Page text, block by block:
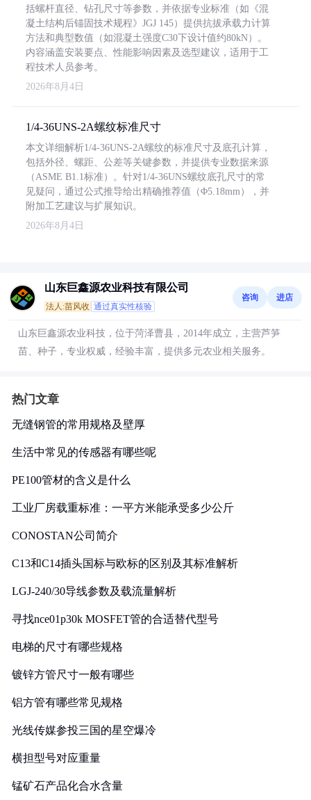
括螺杆直径、钻孔尺寸等参数，并依据专业标准（如《混
凝土结构后锚固技术规程》JGJ 145）提供抗拔承载力计算
方法和典型数值（如混凝土强度C30下设计值约80kN）。
内容涵盖安装要点、性能影响因素及选型建议，适用于工
程技术人员参考。
2026年8月4日
1/4-36UNS-2A螺纹标准尺寸
本文详细解析1/4-36UNS-2A螺纹的标准尺寸及底孔计算，
包括外径、螺距、公差等关键参数，并提供专业数据来源
（ASME B1.1标准）。针对1/4-36UNS螺纹底孔尺寸的常
见疑问，通过公式推导给出精确推荐值（Φ5.18mm），并
附加工艺建议与扩展知识。
2026年8月4日
山东巨鑫源农业科技有限公司
法人:苗风收 通过真实性核验
咨询 进店
山东巨鑫源农业科技，位于菏泽曹县，2014年成立，主营芦笋
苗、种子，专业权威，经验丰富，提供多元农业相关服务。
热门文章
无缝钢管的常用规格及壁厚
生活中常见的传感器有哪些呢
PE100管材的含义是什么
工业厂房载重标准：一平方米能承受多少公斤
CONOSTAN公司简介
C13和C14插头国标与欧标的区别及其标准解析
LGJ-240/30导线参数及载流量解析
寻找nce01p30k MOSFET管的合适替代型号
电梯的尺寸有哪些规格
镀锌方管尺寸一般有哪些
铝方管有哪些常见规格
光线传媒参投三国的星空爆冷
横担型号对应重量
锰矿石产品化合水含量